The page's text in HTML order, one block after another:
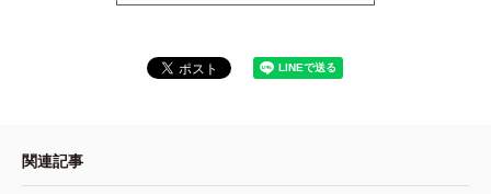
関連記事